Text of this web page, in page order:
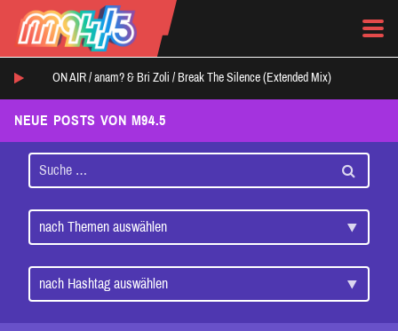
ON AIR / anam? & Bri Zoli / Break The Silence (Extended Mix)
NEUE POSTS VON M94.5